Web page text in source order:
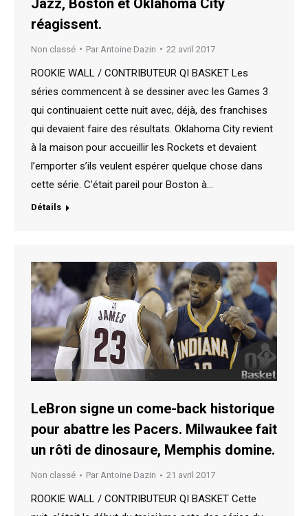
réagissent.
Non classé Par Antoine Dazin 22 avril 2017
ROOKIE WALL / CONTRIBUTEUR QI BASKET Les
séries commencent à se dessiner avec les Games 3
qui continuaient cette nuit avec, déjà, des franchises
qui devaient faire des résultats. Oklahoma City revient
à la maison pour accueillir les Rockets et devaient
l’emporter s’ils veulent espérer quelque chose dans
cette série. C’était pareil pour Boston à…
Détails
LeBron signe un come-back historique
pour abattre les Pacers. Milwaukee fait
un rôti de dinosaure, Memphis domine.
Non classé Par Antoine Dazin 21 avril 2017
ROOKIE WALL / CONTRIBUTEUR QI BASKET Cette